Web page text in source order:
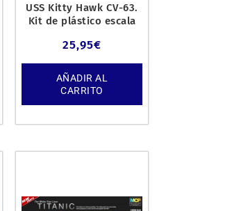
USS Kitty Hawk CV-63.
Kit de plástico escala
25,95€
AÑADIR AL
CARRITO